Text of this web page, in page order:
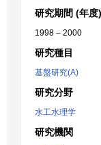
研究期間 (年度)
1998 – 2000
研究種目
基盤研究(A)
研究分野
水工水理学
研究機関